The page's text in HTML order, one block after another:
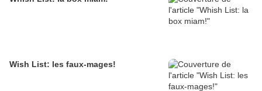
Wish List: les faux-mages!